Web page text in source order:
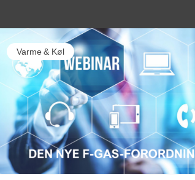
Varme & Køl